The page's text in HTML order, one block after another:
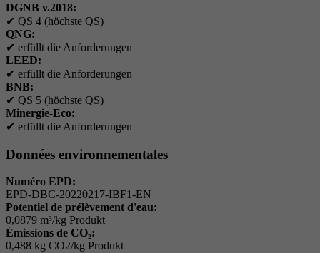
DGNB v.2018:
✔ QS 4 (höchste QS)
QNG:
✔ erfüllt die Anforderungen
LEED:
✔ erfüllt die Anforderungen
BNB:
✔ QS 5 (höchste QS)
Minergie-Eco:
✔ erfüllt die Anforderungen
Données environnementales
Numéro EPD:
EPD-DBC-20220217-IBF1-EN
Potentiel de prélèvement d'eau:
0,0879 m³/kg Produkt
Émissions de CO₂:
0,488 kg CO2/kg Produkt